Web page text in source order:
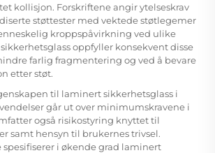
kollisjon. Forskriftene angir ytelseskrav
støttester med vektede støtlegemer
kroppspåvirkning ved ulike
oppfyller konsekvent disse
farlig fragmentering og ved å bevare
etter støt.
til laminert sikkerhetsglass i
går ut over minimumskravene i
også risikostyring knyttet til
samt hensyn til brukernes trivsel.
i økende grad laminert